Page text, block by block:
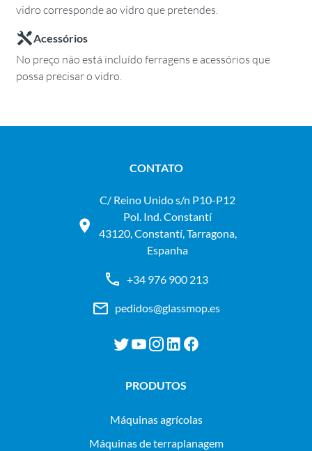
vidro corresponde ao vidro que pretendes.
Acessórios
No preço não está incluído ferragens e acessórios que
possa precisar o vidro.
CONTATO
C/ Reino Unido s/n P10-P12
Pol. Ind. Constantí
43120, Constantí, Tarragona,
Espanha
+34 976 900 213
pedidos@glassmop.es
PRODUTOS
máquinas agrícolas
máquinas de terraplanagem